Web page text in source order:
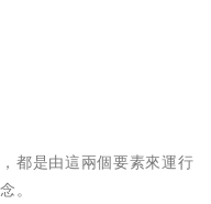
都是由這兩個要素來運行
。